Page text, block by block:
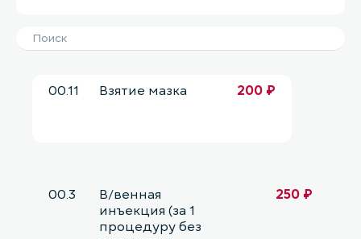
00.11 Взятие мазка 200 ₽
00.3
В/венная
инъекция (за 1
процедуру без
250 ₽